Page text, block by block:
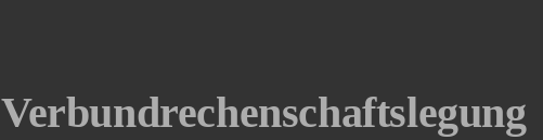
Verbundrechenschaftslegung